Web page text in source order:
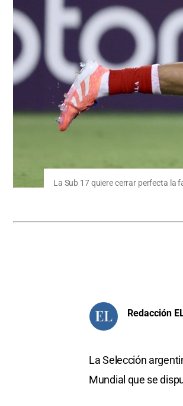
La Sub 17 quiere cerrar perfecta la
Redacción
La Selección
Mundial que se